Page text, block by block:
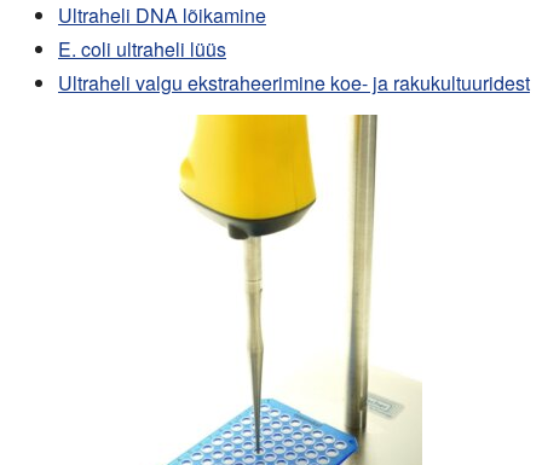
Ultraheli DNA lõikamine
E. coli ultraheli lüüs
Ultraheli valgu ekstraheerimine koe- ja rakukultuuridest